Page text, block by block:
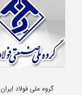
گروه ملی فولاد ایران